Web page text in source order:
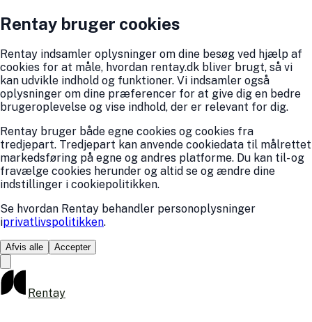
Rentay bruger cookies
Rentay indsamler oplysninger om dine besøg ved hjælp af
cookies for at måle, hvordan rentay.dk bliver brugt, så vi
kan udvikle indhold og funktioner. Vi indsamler også
oplysninger om dine præferencer for at give dig en bedre
brugeroplevelse og vise indhold, der er relevant for dig.
Rentay bruger både egne cookies og cookies fra
tredjepart. Tredjepart kan anvende cookiedata til målrettet
markedsføring på egne og andres platforme. Du kan til- og
fravælge cookies herunder og altid se og ændre dine
indstillinger i cookiepolitikken.
Se hvordan Rentay behandler personoplysninger
iprivatlivspolitikken.
Afvis alle Accepter
Rentay